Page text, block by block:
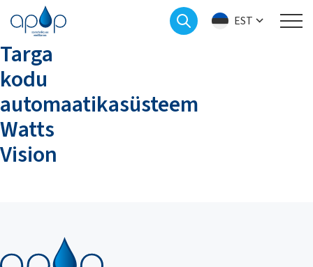
EST
Targa
kodu
automaatikasüsteem
Watts
Vision